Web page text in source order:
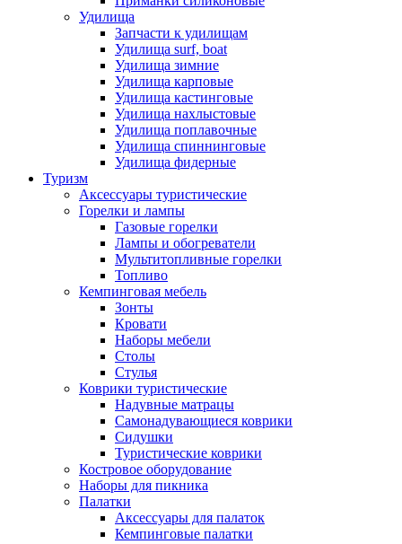
Удилища
Запчасти к удилищам
Удилища surf, boat
Удилища зимние
Удилища карповые
Удилища кастинговые
Удилища нахлыстовые
Удилища поплавочные
Удилища спиннинговые
Удилища фидерные
Туризм
Аксессуары туристические
Горелки и лампы
Газовые горелки
Лампы и обогреватели
Мультитопливные горелки
Топливо
Кемпинговая мебель
Зонты
Кровати
Наборы мебели
Столы
Стулья
Коврики туристические
Надувные матрацы
Самонадувающиеся коврики
Сидушки
Туристические коврики
Костровое оборудование
Наборы для пикника
Палатки
Аксессуары для палаток
Кемпинговые палатки